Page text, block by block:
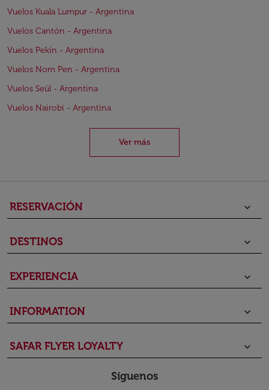
Vuelos Kuala Lumpur - Argentina
Vuelos Cantón - Argentina
Vuelos Pekín - Argentina
Vuelos Nom Pen - Argentina
Vuelos Seúl - Argentina
Vuelos Nairobi - Argentina
Ver más
RESERVACIÓN keyboard_arrow_down
DESTINOS keyboard_arrow_down
EXPERIENCIA keyboard_arrow_down
INFORMATION keyboard_arrow_down
SAFAR FLYER LOYALTY keyboard_arrow_down
Síguenos